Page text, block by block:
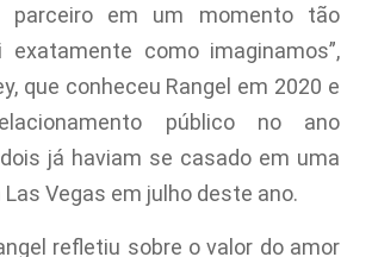
parceiro em um momento tão
exatamente como imaginamos”,
que conheceu Rangel em 2020 e
público no ano
já haviam se casado em uma
Vegas em julho deste ano.
refletiu sobre o valor do amor